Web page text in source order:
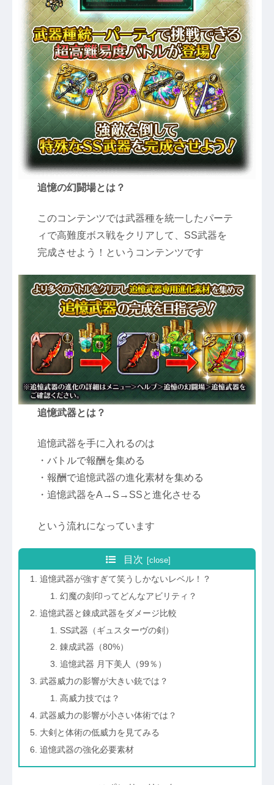
追憶の幻闘場とは？
このコンテンツでは武器種を統一したパーテ
ィで高難度ボス戦をクリアして、SS武器を
完成させよう！というコンテンツです
追憶武器とは？
追憶武器を手に入れるのは
・バトルで報酬を集める
・報酬で追憶武器の進化素材を集める
・追憶武器をA→S→SSと進化させる
という流れになっています
目次
追憶武器が強すぎて笑うしかないレベル！？
幻魔の刻印ってどんなアビリティ？
追憶武器と錬成武器をダメージ比較
SS武器（ギュスターヴの剣）
錬成武器（80%）
追憶武器 月下美人（99％）
武器威力の影響が大きい銃では？
高威力技では？
武器威力の影響が小さい体術では？
大剣と体術の低威力を見てみる
追憶武器の強化必要素材